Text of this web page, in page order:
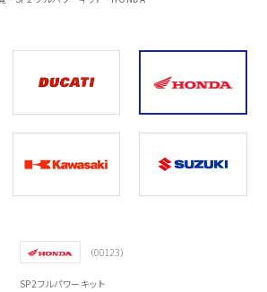
（00123）
SP2フルパワーキット